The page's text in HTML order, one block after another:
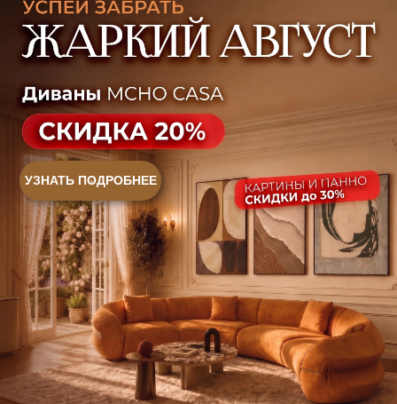
© 2026 Sky Living
Политика конфиденциальности
+7 (958) 202-41-41
+7 (499) 916-60-66
+7 (932) 021-99-97
Политика возврата товаров
Sales@skyliving.ru
Ежедневно, с 10:00 до 21:00
Telegram и YouTube ограничены на территории РФ
(на основании ФЗ-149 "Об информации")